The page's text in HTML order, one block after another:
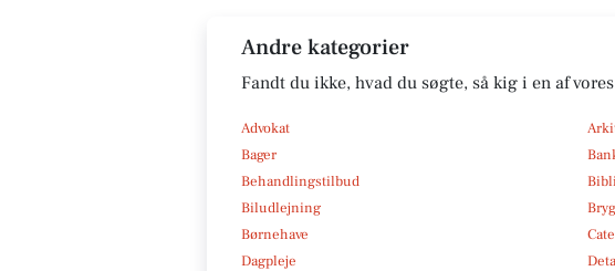
Andre kategorier
Fandt du ikke, hvad du søgte, så kig i en af
Advokat
Bager
Behandlingstilbud
Biludlejning
Børnehave
Dagpleje